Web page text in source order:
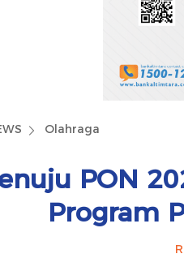
Olahraga
PON
Program